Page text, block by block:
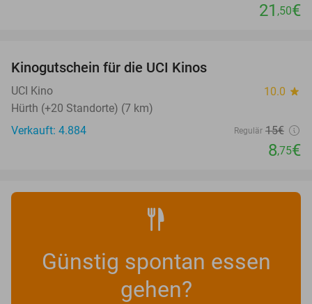
21 ,50€
Kinogutschein für die UCI Kinos
UCI Kino 10.0 star
Hürth (+20 Standorte) (7 km)
Verkauft: 4.884
Regulär 15€
8,75€
Günstig spontan essen
gehen?